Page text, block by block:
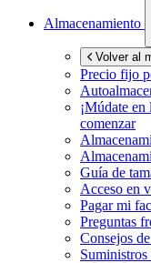
Almacenamiento
Volver al
Precio fijo
¡Múdate
comenzar
Guía de
Acceso en
Pagar mi
Preguntas
Consejos
Suministros